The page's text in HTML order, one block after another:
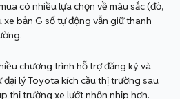
có nhiều lựa chọn về màu sắc (đỏ,
xe bản G số tự động vẫn giữ thanh
chương trình hỗ trợ đăng ký và
lý Toyota kích cầu thị trường sau
thị trường xe lướt nhộn nhịp hơn.